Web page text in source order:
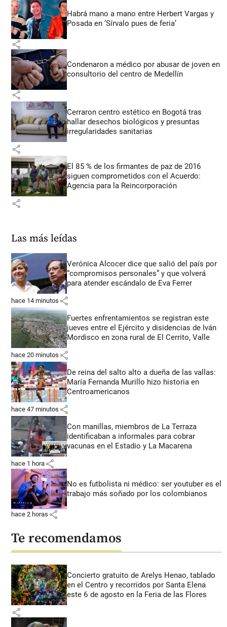
Habrá mano a mano entre Herbert Vargas y
Posada en ‘Sírvalo pues de feria’
share
Condenaron a médico por abusar de joven en
consultorio del centro de Medellín
share
Cerraron centro estético en Bogotá tras
hallar desechos biológicos y presuntas
irregularidades sanitarias
share
El 85 % de los firmantes de paz de 2016
siguen comprometidos con el Acuerdo:
Agencia para la Reincorporación
share
Las más leídas
Verónica Alcocer dice que salió del país por
“compromisos personales” y que volverá
para atender escándalo de Eva Ferrer
hace 14 minutos share
Fuertes enfrentamientos se registran este
jueves entre el Ejército y disidencias de Iván
Mordisco en zona rural de El Cerrito, Valle
hace 20 minutos share
De reina del salto alto a dueña de las vallas:
María Fernanda Murillo hizo historia en
Centroamericanos
hace 47 minutos share
Con manillas, miembros de La Terraza
identificaban a informales para cobrar
vacunas en el Estadio y La Macarena
hace 1 hora share
No es futbolista ni médico: ser youtuber es el
trabajo más soñado por los colombianos
hace 2 horas share
Te recomendamos
Concierto gratuito de Arelys Henao, tablado
en el Centro y recorridos por Santa Elena
este 6 de agosto en la Feria de las Flores
share